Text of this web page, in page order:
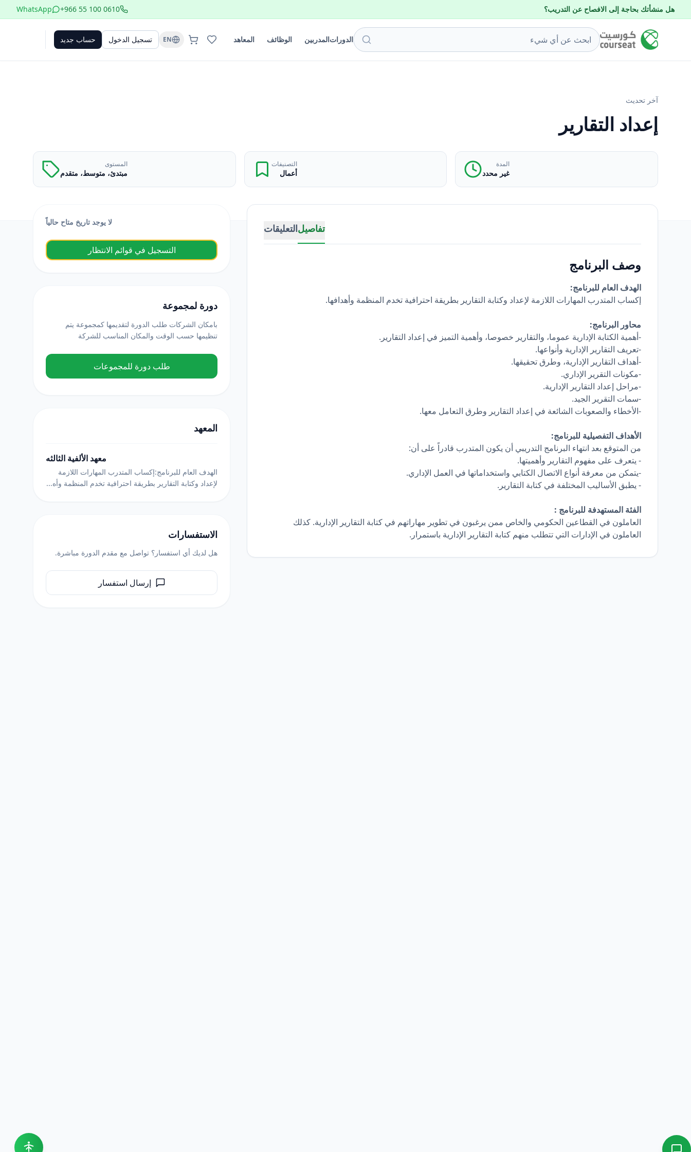
هل منشأتك بحاجة إلى الافصاح عن التدريب؟ +966 55 100 0610
WhatsApp
الدوراتالمدربين الوظائف المعاهد EN تسجيل الدخول حساب جديد
آخر تحديث
إعداد التقارير
المدة
غير محدد
التصنيفات
أعمال
المستوى
مبتدئ، متوسط، متقدم
تفاصيلالتعليقات
وصف البرنامج
الهدف العام للبرنامج:
إكساب المتدرب المهارات اللازمة لإعداد وكتابة التقارير بطريقة احترافية تخدم المنظمة وأهدافها.
محاور البرنامج:
-أهمية الكتابة الإدارية عموما، والتقارير خصوصا، وأهمية التميز في إعداد التقارير.
-تعريف التقارير الإدارية وأنواعها.
-أهداف التقارير الإدارية، وطرق تحقيقها.
-مكونات التقرير الإداري.
-مراحل إعداد التقارير الإدارية.
-سمات التقرير الجيد.
-الأخطاء والصعوبات الشائعة في إعداد التقارير وطرق التعامل معها.
الأهداف التفصيلية للبرنامج:
من المتوقع بعد انتهاء البرنامج التدريبي أن يكون المتدرب قادراً على أن:
- يتعرف على مفهوم التقارير وأهميتها.
-يتمكن من معرفة أنواع الاتصال الكتابي واستخداماتها في العمل الإداري.
- يطبق الأساليب المختلفة في كتابة التقارير.
الفئة المستهدفة للبرنامج :
العاملون في القطاعين الحكومي والخاص ممن يرغبون في تطوير مهاراتهم في كتابة التقارير الإدارية. كذلك
العاملون في الإدارات التي تتطلب منهم كتابة التقارير الإدارية باستمرار.
لا يوجد تاريخ متاح حالياً
التسجيل في قوائم الانتظار
دورة لمجموعة
بامكان الشركات طلب الدورة لتقديمها كمجموعة يتم
تنظيمها حسب الوقت والمكان المناسب للشركة
طلب دورة للمجموعات
المعهد
معهد الألفية الثالثه
الهدف العام للبرنامج:إكساب المتدرب المهارات اللازمة
لإعداد وكتابة التقارير بطريقة احترافية تخدم المنظمة وأه...
الاستفسارات
هل لديك أي استفسار؟ تواصل مع مقدم الدورة مباشرة.
إرسال استفسار